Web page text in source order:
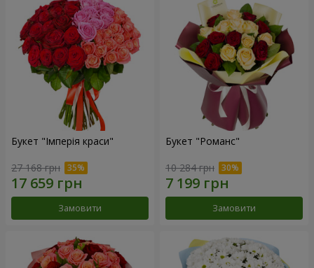
Букет "Імперія краси"
27 168 грн
Замовити
Букет "Романс"
10 284 грн
Замовити